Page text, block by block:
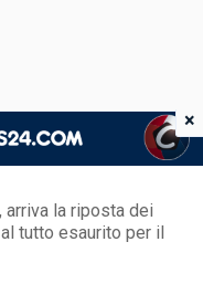
arriva la riposta dei
tutto esaurito per il
×